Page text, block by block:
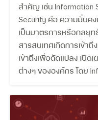
สำคัญ เช่น Information
Security คือ ความมั่นค
เป็นมาตรการหรือกลยุท
สารสนเทศเกิดการเข้า
เข้าถึงเพื่อดัดแปลง เปิด
ต่างๆ ขององค์กร โดย